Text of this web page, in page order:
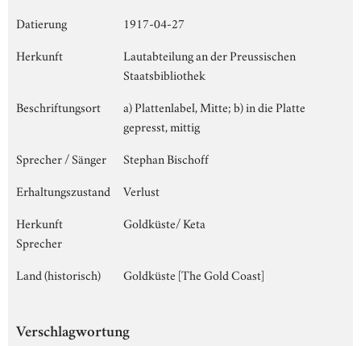
Datierung
1917-04-27
Herkunft
Lautabteilung an der Preussischen
Staatsbibliothek
Beschriftungsort
a) Plattenlabel, Mitte; b) in die Platte
gepresst, mittig
Sprecher / Sänger
Stephan Bischoff
Erhaltungszustand
Verlust
Herkunft
Sprecher
Goldküste/ Keta
Land (historisch) Goldküste [The Gold Coast]
Verschlagwortung